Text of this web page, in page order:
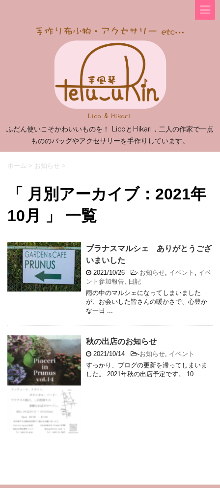
ふだん使いこそかわいいものを！ LicoとHikari，二人の作家で一点
もののバッグやアクセサリーを手作りしています。
ホーム > お知らせ >
「 月別アーカイブ：2021年
10月 」 一覧
プラナスマルシェ ありがとうござ
いまいした
2021/10/26 -お知らせ, イベント , イベ
ント参加報告, 日記
雨の中のマルシェになってしまいました
が、お会いした皆さんの暖かさで、心豊か
な一日 ...
秋の出店のお知らせ
2021/10/14 -お知らせ, イベント
すっかり、ブログの更新を滞ってしまいま
した。 2021年秋の出店予定です。 10 ...